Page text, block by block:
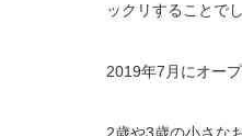
ックリすることでし
2019年7月にオー